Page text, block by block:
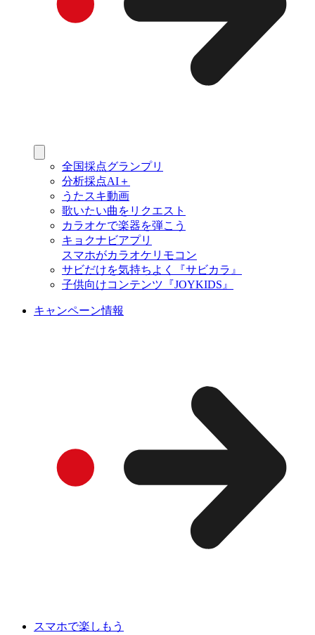
全国採点グランプリ
分析採点AI＋
うたスキ動画
歌いたい曲をリクエスト
カラオケで楽器を弾こう
キョクナビアプリ
スマホがカラオケリモコン
サビだけを気持ちよく『サビカラ』
子供向けコンテンツ『JOYKIDS』
キャンペーン情報
スマホで楽しもう